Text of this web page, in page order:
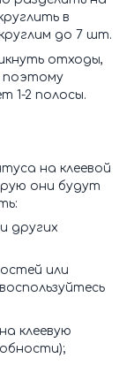
в
до 7 шт.
отходы,
поэтому
1-2 полосы.
на клеевой
они будут
других
или
клеевую